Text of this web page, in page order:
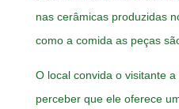
nas cerâmicas produzidas
como a comida as peças
O local convida o visitante
perceber que ele oferece